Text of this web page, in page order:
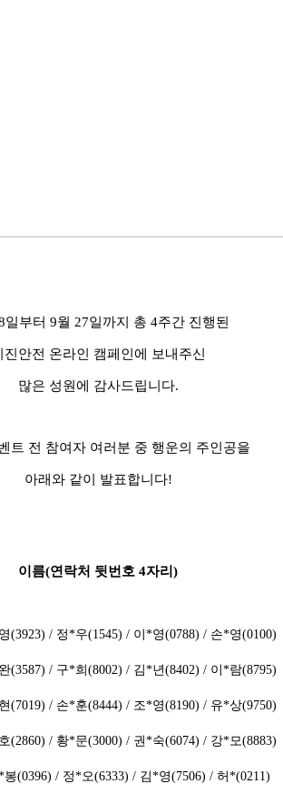
일부터9월27일까지 총4주간 진행된
진안전 온라인 캠페인에 보내주신
많은 성원에 감사드립니다.
트 전 참여자 여러분 중 행운의 주인공을
아래와 같이 발표합니다!
이름(연락처 뒷번호 4자리)
(3923) / 정*우(1545) / 이*영(0788) / 손*영(0100)
(3587) / 구*희(8002) / 김*년(8402) / 이*람(8795)
(7019) / 손*훈(8444) / 조*영(8190) / 유*상(9750)
(2860) / 황*문(3000) / 권*숙(6074) / 강*모(8883)
(0396) / 정*오(6333) / 김*영(7506) / 허*(0211)